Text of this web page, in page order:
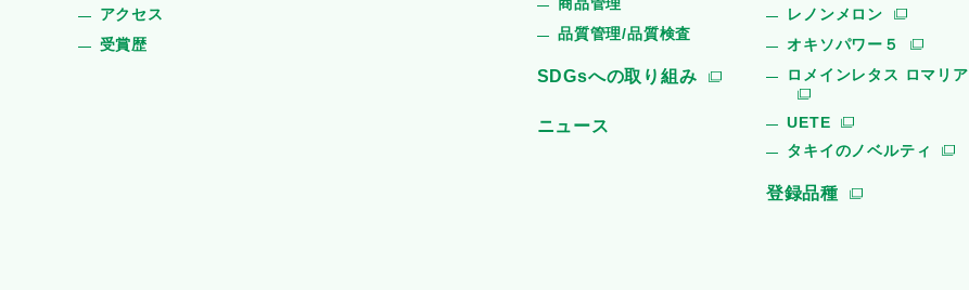
アクセス
受賞歴
品質管理/品質検査
SDGsへの取り組み
ニュース
レノンメロン
オキソパワー５
ロメインレタス ロマリア
UETE
タキイのノベルティ
登録品種